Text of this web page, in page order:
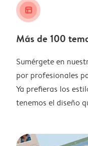
layout_alt
Más de 100
Sumérgete en
por profesionales
Ya prefieras los
tenemos el diseño